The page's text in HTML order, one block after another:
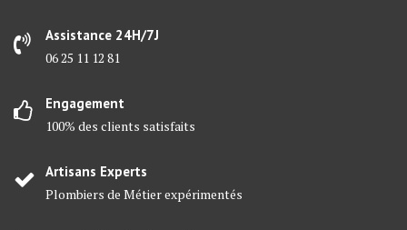
Assistance 24H/7J
06 25 11 12 81
Engagement
100% des clients satisfaits
Artisans Experts
Plombiers de Métier expérimentés